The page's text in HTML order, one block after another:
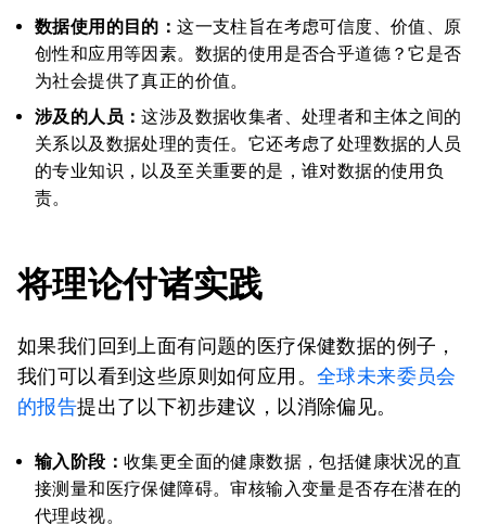
数据使用的目的：这一支柱旨在考虑可信度、价值、原
创性和应用等因素。数据的使用是否合乎道德？它是否
为社会提供了真正的价值。
涉及的人员：这涉及数据收集者、处理者和主体之间的
关系以及数据处理的责任。它还考虑了处理数据的人员
的专业知识，以及至关重要的是，谁对数据的使用负
责。
将理论付诸实践
如果我们回到上面有问题的医疗保健数据的例子，
我们可以看到这些原则如何应用。 全球未来委员会
的报告提出了以下初步建议，以消除偏见。
输入阶段： 收集更全面的健康数据，包括健康状况的直
接测量和医疗保健障碍。审核输入变量是否存在潜在的
代理歧视。